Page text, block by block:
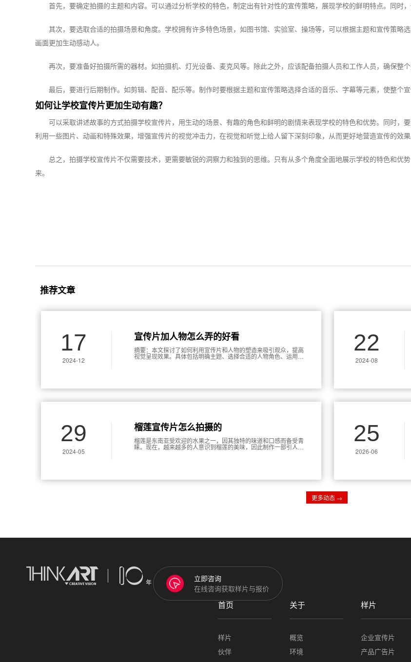
首先，要确定拍摄的主题和内容。可以通过分析学校的特色，制定出有针对性的宣传策略，展现学校的鲜明特点。同时
其次，要选取合适的拍摄场景和角度。学校拥有许多特色场景，如图书馆、实验室、操场等，可以根据主题和宣传策略
画面更加生动感动人。
再次，要准备好拍摄所需的器材。如拍摄机、灯光设备、麦克风等。除此之外，应该配备拍摄人员和工作人员，确保整个
最后，要进行后期制作。如剪辑、配音、配乐等。制作时要根据主题和宣传策略选择合适的音乐、字幕等元素，使整个
如何让学校宣传片更加生动有趣？
可以采取讲述故事的方式拍摄学校宣传片，用生动的场景、有趣的角色和鲜明的剧情来表现学校的特色和优势。同时，
利用一些图片、动画和特殊效果，增强宣传片的视觉冲击力，在视觉和听觉上给人留下深刻印象，从而更好地营造宣传的效果
总之，拍摄学校宣传片不仅需要技术，更需要敏锐的洞察力和独到的思维。只有从多个角度全面地展示学校的特色和优
来。
推荐文章
17
2024-12
宣传片加人物怎么弄的好看
摘要：本文探讨了如何利用宣传片和人物的塑造来吸引观众，提高
视觉呈现效果。具体包括明确主题、选择合适的人物角色、运用情
22
2024-08
29
2024-05
榴莲宣传片怎么拍摄的
榴莲是东南亚受欢迎的水果之一，因其独特的味道和口感而备受青
睐。现在，越来越多的人意识到榴莲的美味，因此制作一部引人入
25
2026-06
更多动态 →
立即咨询
在线咨询获取样片与报价
首页
样片
伙伴
关于
概览
环境
样片
企业宣传片
产品广告片